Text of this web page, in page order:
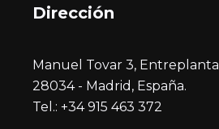
Dirección
Manuel Tovar 3, Entreplanta
28034 - Madrid, España.
Tel.: +34 915 463 372